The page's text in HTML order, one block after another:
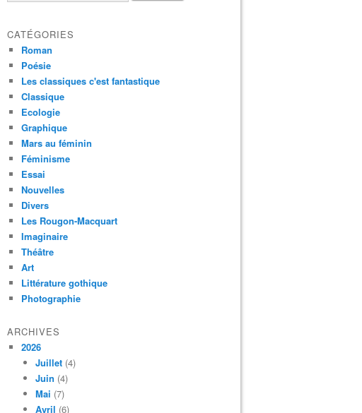
CATÉGORIES
Roman
Poésie
Les classiques c'est fantastique
Classique
Ecologie
Graphique
Mars au féminin
Féminisme
Essai
Nouvelles
Divers
Les Rougon-Macquart
Imaginaire
Théâtre
Art
Littérature gothique
Photographie
ARCHIVES
2026
Juillet (4)
Juin (4)
Mai (7)
Avril (6)